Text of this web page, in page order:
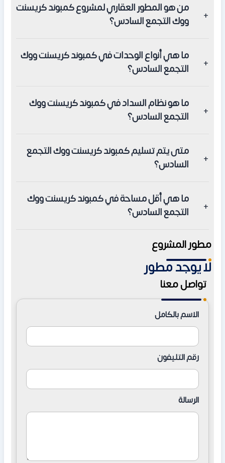
كمبوند زايد أيست وبالقرب من الطريق السريع.
من هو المطور العقاري لمشروع كمبوند كريسنت
ووك التجمع السادس؟
Developments).
ما هي أنواع الوحدات في كمبوند كريسنت ووك
التجمع السادس؟
هاوس، فللل مستقلة.
ما هو نظام السداد في كمبوند كريسنت ووك
التجمع السادس؟
سنوات.متى يتم تسليم كمبوند كريسنت ووك التجمع
السادس؟
سنوات من تاريخ الاشتراك.
ما هي أقل مساحة في كمبوند كريسنت ووك
التجمع السادس؟
تبدأ بمساحة 135 مترًا مربعًا للشقق السكنية ويتوقع من غرفتين.
مطور المشروع
لا يوجد مطور
تواصل معنا
الاسم بالكامل
رقم التليفون
الرسالة